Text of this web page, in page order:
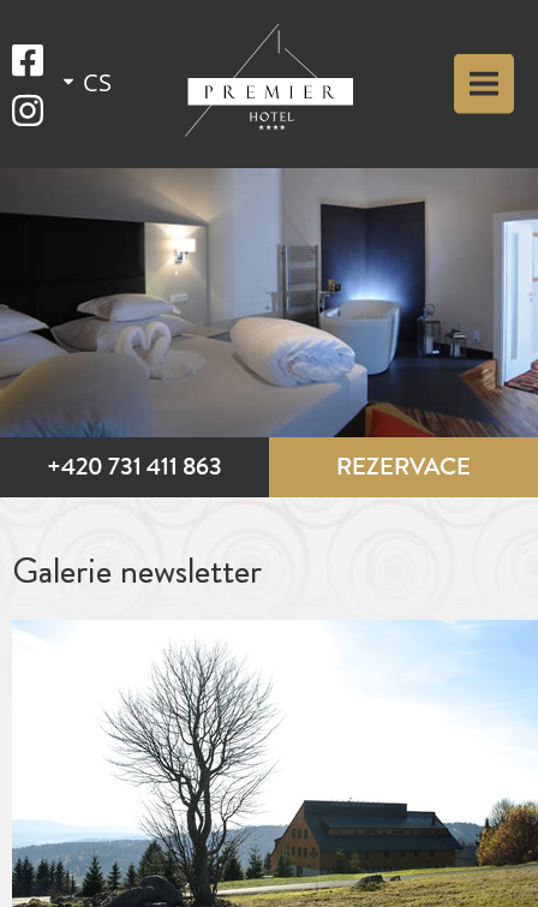
+420 731 411 863 REZERVACE
Galerie newsletter